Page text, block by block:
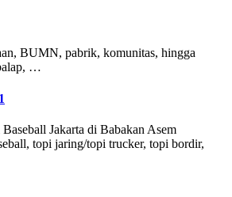
BUMN, pabrik, komunitas, hingga
…
Jakarta di Babakan Asem
topi jaring/topi trucker, topi bordir,